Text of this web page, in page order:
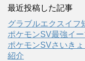
最近投稿した記事
グラブルエクスイフ
ポケモンSV最強イ
ポケモンSVさいき
紹介